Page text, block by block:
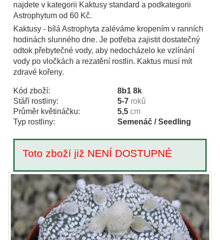
najdete v kategorii Kaktusy standard a podkategorii
Astrophytum od 60 Kč.
Kaktusy - bílá Astrophyta zaléváme kropením v ranních
hodinách slunného dne. Je potřeba zajistit dostatečný
odtok přebytečné vody, aby nedocházelo ke vzlínání
vody po vločkách a rezatění rostlin. Kaktus musí mít
zdravé kořeny.
Kód zboží:
8b1 8k
Stáří rostliny:
5-7 roků
Průměr květináčku:
5,5 cm
Typ rostliny:
Semenáč / Seedling
Toto zboží již NENÍ DOSTUPNÉ